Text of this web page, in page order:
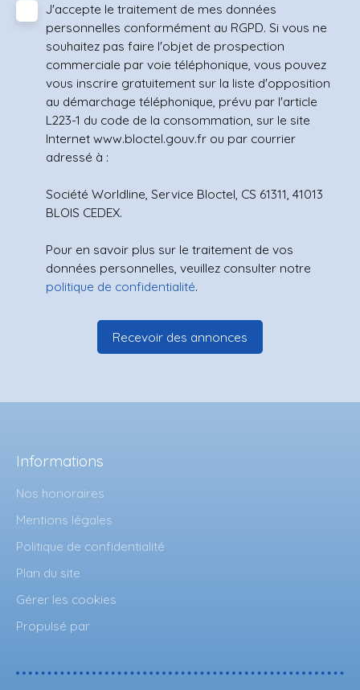
J'accepte le traitement de mes données
personnelles conformément au RGPD. Si vous ne
souhaitez pas faire l'objet de prospection
commerciale par voie téléphonique, vous pouvez
vous inscrire gratuitement sur la liste d'opposition
au démarchage téléphonique, prévu par l'article
L223-1 du code de la consommation, sur le site
Internet www.bloctel.gouv.fr ou par courrier
adressé à :
Société Worldline, Service Bloctel, CS 61311, 41013
BLOIS CEDEX.
Pour en savoir plus sur le traitement de vos
données personnelles, veuillez consulter notre
politique de confidentialité.
Recevoir des annonces
Informations
Nos honoraires
Mentions légales
Politique de confidentialité
Plan du site
Gérer les cookies
Propulsé par